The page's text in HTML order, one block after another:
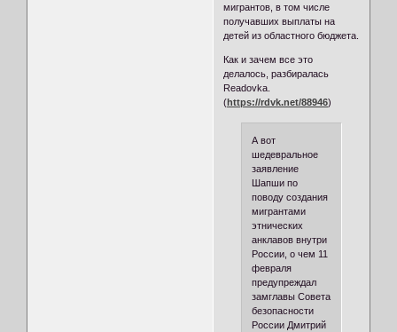
мигрантов, в том числе
получавших выплаты на
детей из областного бюджета.
Как и зачем все это
делалось, разбиралась
Readovka.
(https://rdvk.net/88946)
А вот
шедевральное
заявление
Шапши по
поводу создания
мигрантами
этнических
анклавов внутри
России, о чем 11
февраля
предупреждал
замглавы Совета
безопасности
России Дмитрий